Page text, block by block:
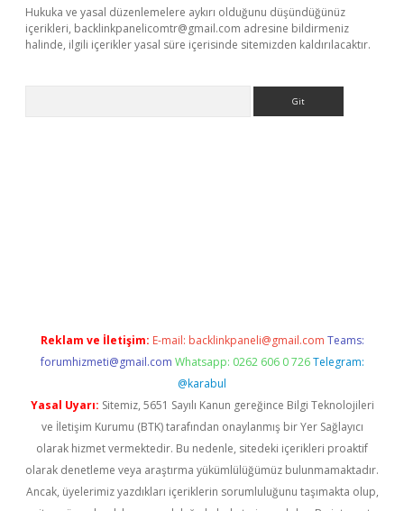
Hukuka ve yasal düzenlemelere aykırı olduğunu düşündüğünüz
içerikleri, backlinkpanelicomtr@gmail.com adresine bildirmeniz
halinde, ilgili içerikler yasal süre içerisinde sitemizden kaldırılacaktır.
Reklam ve İletişim: E-mail: backlinkpaneli@gmail.com Teams:
forumhizmeti@gmail.com Whatsapp: 0262 606 0 726 Telegram:
@karabul
Yasal Uyarı: Sitemiz, 5651 Sayılı Kanun gereğince Bilgi Teknolojileri
ve İletişim Kurumu (BTK) tarafından onaylanmış bir Yer Sağlayıcı
olarak hizmet vermektedir. Bu nedenle, sitedeki içerikleri proaktif
olarak denetleme veya araştırma yükümlülüğümüz bulunmamaktadır.
Ancak, üyelerimiz yazdıkları içeriklerin sorumluluğunu taşımakta olup,